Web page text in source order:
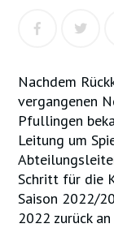
Nachdem
vergangenen
Pfullingen
Leitung um
Schritt für die
Saison 2022/
2022 zurück